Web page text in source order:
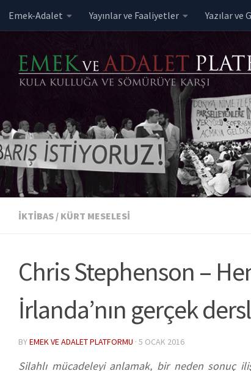
Skip to content
Emek-Adalet Yayınlar ve Faaliyetler Yazılar ve
İKTIBAS / KÜRT MESELESI
Chris Stephenson –
İrlanda’nın gerçek
BYEMEK VE ADALET PLATFORMU · 5 OCAK 2016
Silahlı mücadeleyi anlamak, bir neden sonuç